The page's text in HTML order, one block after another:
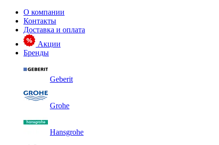
О компании
Контакты
Доставка и оплата
Акции
Бренды
Geberit
Grohe
Hansgrohe